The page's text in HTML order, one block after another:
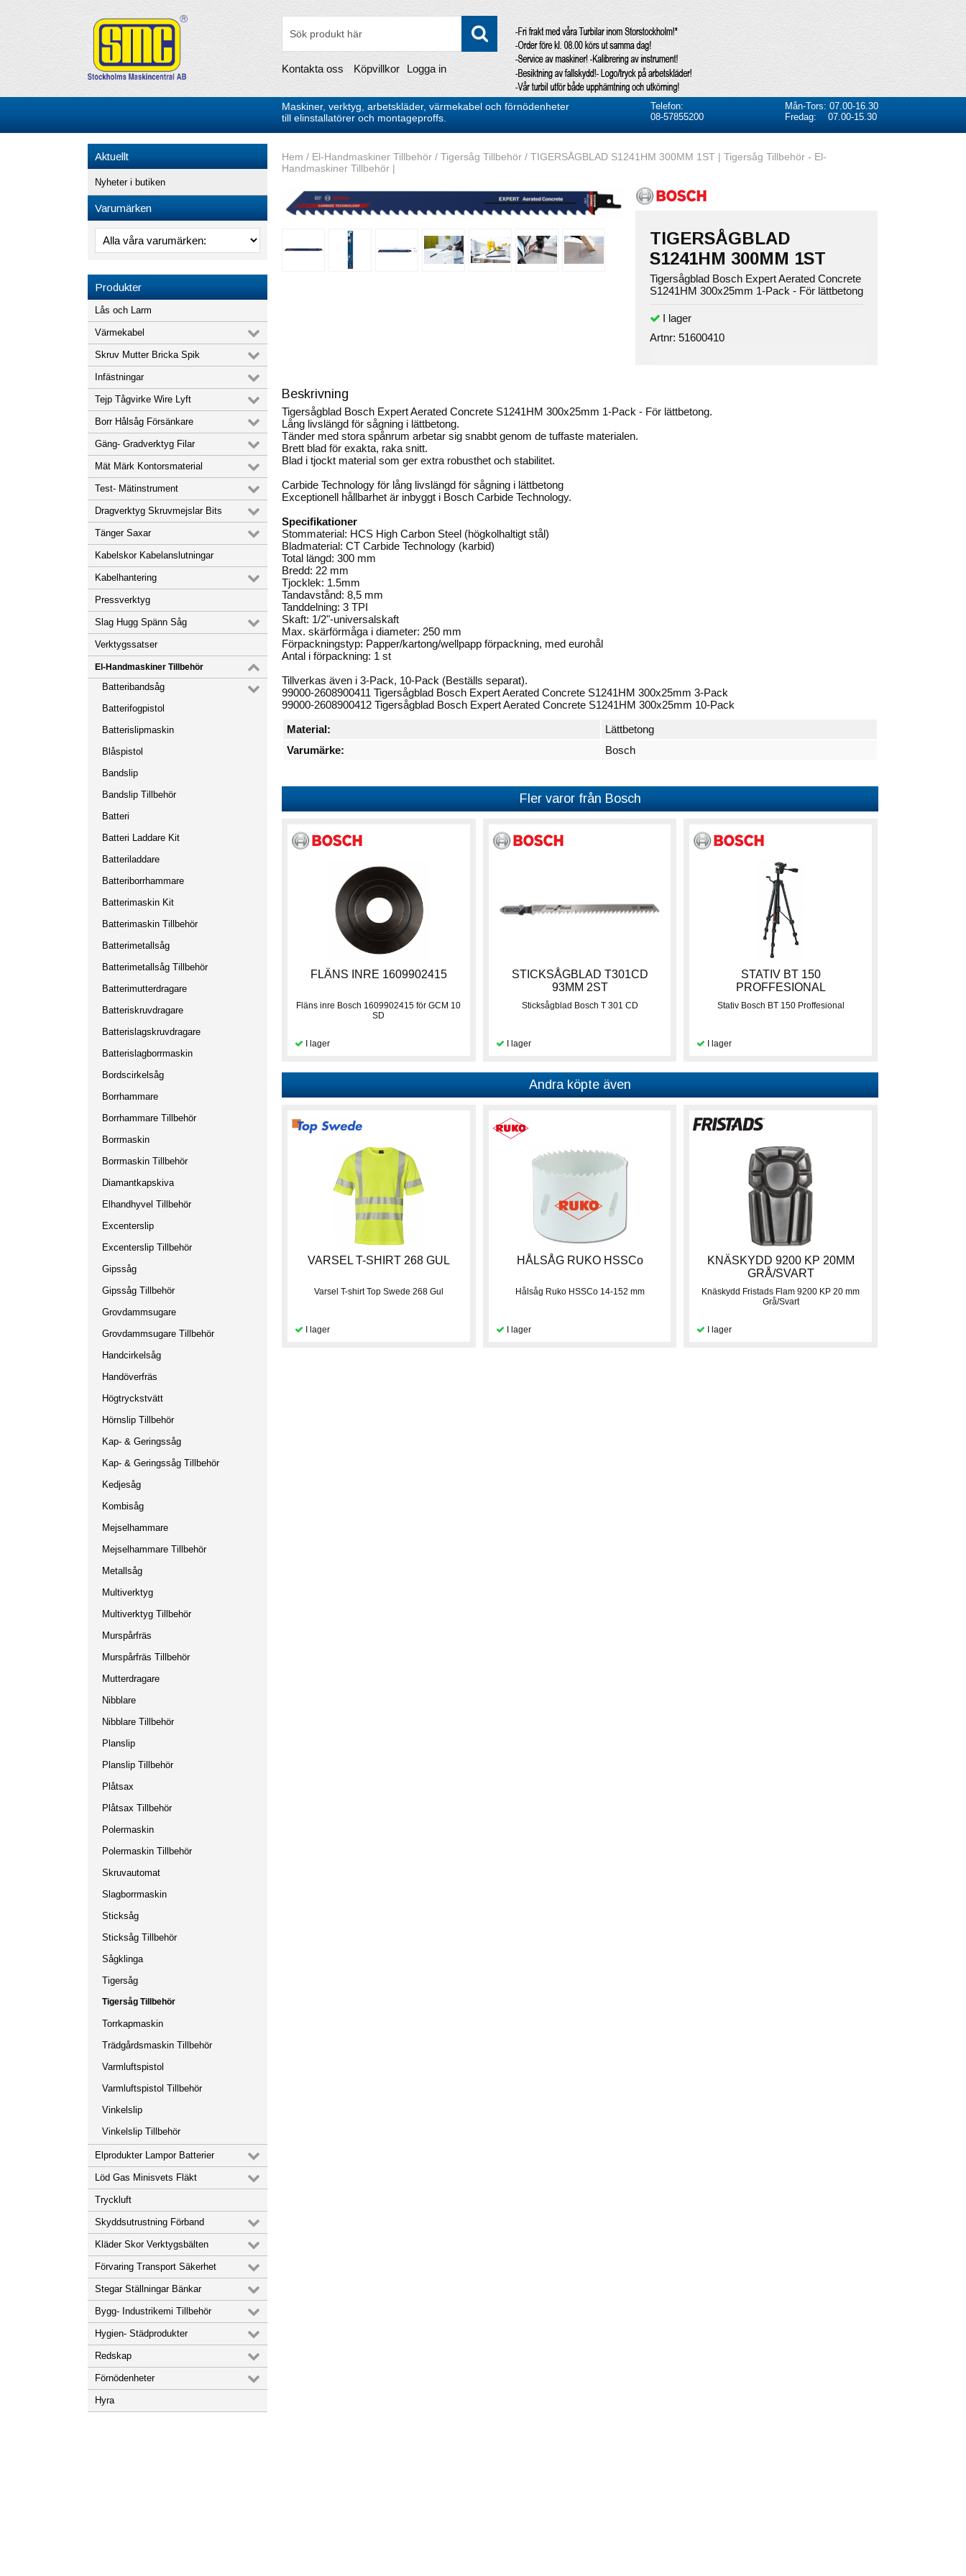
Kontakta oss Köpvillkor Logga in
Maskiner, verktyg, arbetskläder, värmekabel och förnödenheter
till elinstallatörer och montageproffs.
Telefon:
08-57855200
Mån-Tors: 07.00-16.30
Fredag: 07.00-15.30
Aktuellt
Nyheter i butiken
Varumärken
Produkter
Lås och Larm
Värmekabel
Skruv Mutter Bricka Spik
Infästningar
Tejp Tågvirke Wire Lyft
Borr Hålsåg Försänkare
Gäng- Gradverktyg Filar
Mät Märk Kontorsmaterial
Test- Mätinstrument
Dragverktyg Skruvmejslar Bits
Tänger Saxar
Kabelskor Kabelanslutningar
Kabelhantering
Pressverktyg
Slag Hugg Spänn Såg
Verktygssatser
El-Handmaskiner Tillbehör
Batteribandsåg
Batterifogpistol
Batterislipmaskin
Blåspistol
Bandslip
Bandslip Tillbehör
Batteri
Batteri Laddare Kit
Batteriladdare
Batteriborrhammare
Batterimaskin Kit
Batterimaskin Tillbehör
Batterimetallsåg
Batterimetallsåg Tillbehör
Batterimutterdragare
Batteriskruvdragare
Batterislagskruvdragare
Batterislagborrmaskin
Bordscirkelsåg
Borrhammare
Borrhammare Tillbehör
Borrmaskin
Borrmaskin Tillbehör
Diamantkapskiva
Elhandhyvel Tillbehör
Excenterslip
Excenterslip Tillbehör
Gipssåg
Gipssåg Tillbehör
Grovdammsugare
Grovdammsugare Tillbehör
Handcirkelsåg
Handöverfräs
Högtryckstvätt
Hörnslip Tillbehör
Kap- & Geringssåg
Kap- & Geringssåg Tillbehör
Kedjesåg
Kombisåg
Mejselhammare
Mejselhammare Tillbehör
Metallsåg
Multiverktyg
Multiverktyg Tillbehör
Murspårfräs
Murspårfräs Tillbehör
Mutterdragare
Nibblare
Nibblare Tillbehör
Planslip
Planslip Tillbehör
Plåtsax
Plåtsax Tillbehör
Polermaskin
Polermaskin Tillbehör
Skruvautomat
Slagborrmaskin
Sticksåg
Sticksåg Tillbehör
Sågklinga
Tigersåg
Tigersåg Tillbehör
Torrkapmaskin
Trädgårdsmaskin Tillbehör
Varmluftspistol
Varmluftspistol Tillbehör
Vinkelslip
Vinkelslip Tillbehör
Elprodukter Lampor Batterier
Löd Gas Minisvets Fläkt
Tryckluft
Skyddsutrustning Förband
Kläder Skor Verktygsbälten
Förvaring Transport Säkerhet
Stegar Ställningar Bänkar
Bygg- Industrikemi Tillbehör
Hygien- Städprodukter
Redskap
Förnödenheter
Hyra
Hem / El-Handmaskiner Tillbehör / Tigersåg Tillbehör / TIGERSÅGBLAD S1241HM 300MM 1ST | Tigersåg Tillbehör - El-
Handmaskiner Tillbehör |
TIGERSÅGBLAD
S1241HM 300MM 1ST
Tigersågblad Bosch Expert Aerated Concrete
S1241HM 300x25mm 1-Pack - För lättbetong
Artnr: 51600410
Beskrivning
Tigersågblad Bosch Expert Aerated Concrete S1241HM 300x25mm 1-Pack - För lättbetong.
Lång livslängd för sågning i lättbetong.
Tänder med stora spånrum arbetar sig snabbt genom de tuffaste materialen.
Brett blad för exakta, raka snitt.
Blad i tjockt material som ger extra robusthet och stabilitet.
Carbide Technology för lång livslängd för sågning i lättbetong
Exceptionell hållbarhet är inbyggt i Bosch Carbide Technology.
Specifikationer
Stommaterial: HCS High Carbon Steel (högkolhaltigt stål)
Bladmaterial: CT Carbide Technology (karbid)
Total längd: 300 mm
Bredd: 22 mm
Tjocklek: 1.5mm
Tandavstånd: 8,5 mm
Tanddelning: 3 TPI
Skaft: 1/2"-universalskaft
Max. skärförmåga i diameter: 250 mm
Förpackningstyp: Papper/kartong/wellpapp förpackning, med eurohål
Antal i förpackning: 1 st
Tillverkas även i 3-Pack, 10-Pack (Beställs separat).
99000-2608900411 Tigersågblad Bosch Expert Aerated Concrete S1241HM 300x25mm 3-Pack
99000-2608900412 Tigersågblad Bosch Expert Aerated Concrete S1241HM 300x25mm 10-Pack
Material:
Lättbetong
Varumärke:
Bosch
Fler varor från Bosch
FLÄNS INRE 1609902415
Fläns inre Bosch 1609902415 för GCM 10
SD
STICKSÅGBLAD T301CD
93MM 2ST
Sticksågblad Bosch T 301 CD
STATIV BT 150
PROFFESIONAL
Stativ Bosch BT 150 Proffesional
Andra köpte även
VARSEL T-SHIRT 268 GUL
Varsel T-shirt Top Swede 268 Gul
HÅLSÅG RUKO HSSCo
Hålsåg Ruko HSSCo 14-152 mm
KNÄSKYDD 9200 KP 20MM
GRÅ/SVART
Knäskydd Fristads Flam 9200 KP 20 mm
Grå/Svart